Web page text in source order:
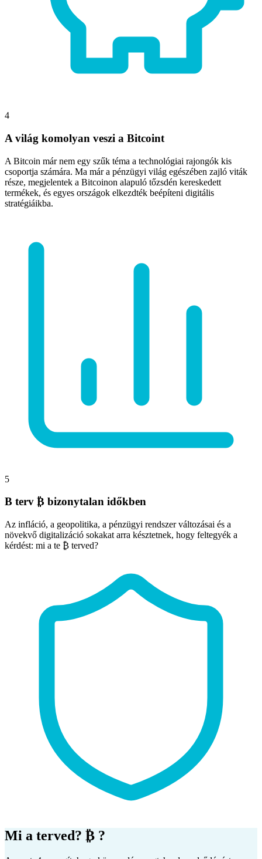
4
A világ komolyan veszi a Bitcoint
A Bitcoin már nem egy szűk téma a technológiai rajongók kis
csoportja számára. Ma már a pénzügyi világ egészében zajló viták
része, megjelentek a Bitcoinon alapuló tőzsdén kereskedett
termékek, és egyes országok elkezdték beépíteni digitális
stratégiáikba.
5
B terv ₿ bizonytalan időkben
Az infláció, a geopolitika, a pénzügyi rendszer változásai és a
növekvő digitalizáció sokakat arra késztetnek, hogy feltegyék a
kérdést: mi a te ₿ terved?
Mi a terved? ₿ ?